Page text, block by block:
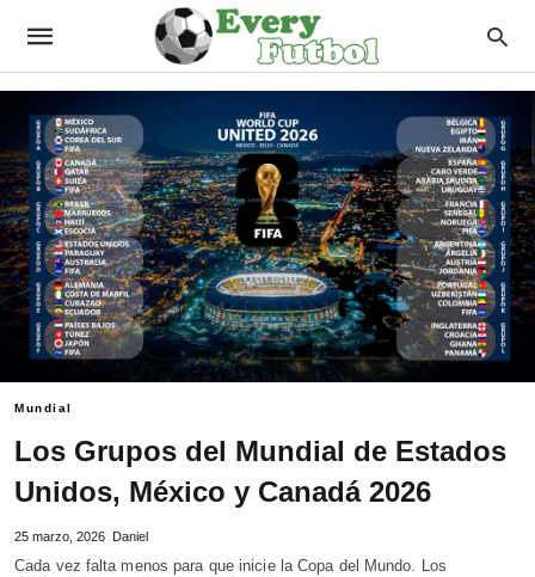
Mundial
Los Grupos del Mundial de Estados
Unidos, México y Canadá 2026
25 marzo, 2026 Daniel
Cada vez falta menos para que inicie la Copa del Mundo. Los